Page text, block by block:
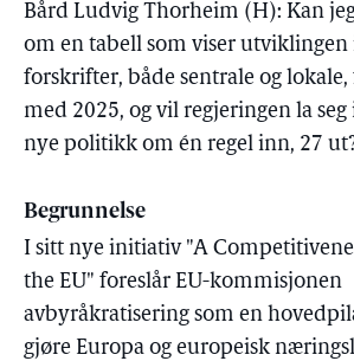
Bård Ludvig Thorheim (H): Kan
om en tabell som viser utviklingen
forskrifter, både sentrale og
med 2025, og vil regjeringen la seg
nye politikk om én regel inn, 27
Begrunnelse
I sitt nye initiativ "A
the EU" foreslår EU-kommisjonen
avbyråkratisering som en
gjøre Europa og europeisk